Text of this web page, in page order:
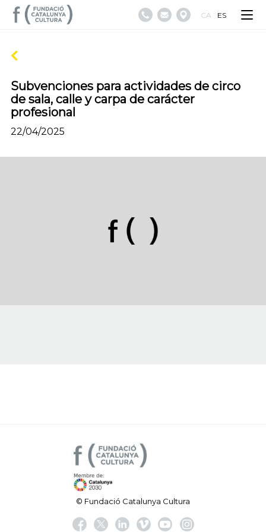
CA ES
Subvenciones para actividades de circo
de sala, calle y carpa de carácter
profesional
22/04/2025
© Fundació Catalunya Cultura